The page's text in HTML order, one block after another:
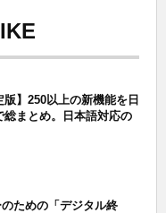
版】250以上の新機能を日
総まとめ。日本語対応の
ための「デジタル終